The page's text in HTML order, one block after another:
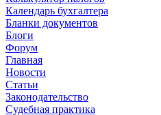
Календарь бухгалтера
Бланки документов
Блоги
Форум
Главная
Новости
Cтатьи
Законодательство
Судебная практика